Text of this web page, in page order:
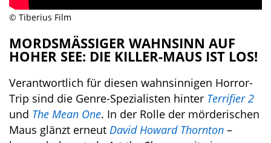
© Tiberius Film
MORDSMÄSSIGER WAHNSINN AUF H
OHER SEE: DIE KILLER-MAUS IST LOS!
Verantwortlich für diesen wahnsinnigen Horror-
Trip sind die Genre-Spezialisten hinter Terrifier 2
und The Mean One. In der Rolle der mörderischen
Maus glänzt erneut David Howard Thornton –